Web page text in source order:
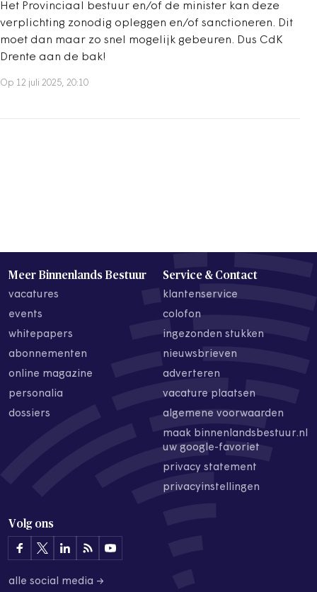
Het Provinciaal bestuur en/of de minister kan deze
verplichting zonodig opleggen en/of sanctioneren. Dit
moet dan maar zo snel mogelijk gebeuren. Dus CdK
Drente aan de bak!
Op 12 juli 2025, 20:10
Meer Binnenlands Bestuur
vacatures
events
whitepapers
abonnementen
online magazine
personalia
dossiers
Service & Contact
klantenservice
colofon
ingezonden stukken
nieuwsbrieven
adverteren
vacature plaatsen
algemene voorwaarden
maak binnenlandsbestuur.nl
uw google-favoriet
privacy statement
privacyinstellingen
Volg ons
alle social media →